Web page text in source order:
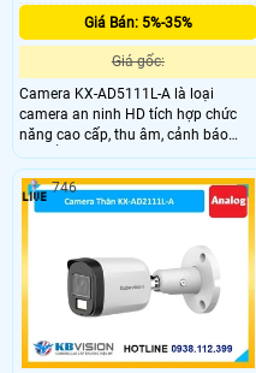
Giá Bán: 5%-35%
Giá gốc:
Camera KX-AD5111L-A là loại
camera an ninh HD tích hợp chức
năng cao cấp, thu âm, cảnh báo
chuyển động thông minh, công
nghệ Smart Motion Detection, DWDR
chống ngược sáng, hình ảnh rõ hơn
ở mọi điều kiện ánh sáng. Sử dụng
thiếu sáng có màu ban đêm tối ưu
746